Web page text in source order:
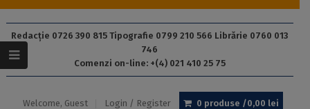
Redacție 0726 390 815 Tipografie 0799 210 566 Librărie 0760 013
746
Comenzi on-line: +(4) 021 410 25 75
Welcome, Guest Login / Register 0 produse /0,00 lei